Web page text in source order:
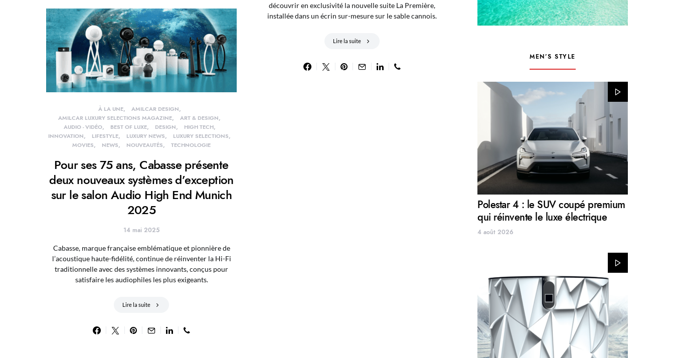
À LA UNE
AMILCAR DESIGN
AMILCAR LUXURY SELECTIONS MAGAZINE
ART & DESIGN
AUDIO - VIDÉO
BEST OF LUXE DESIGN
HIGH TECH
INNOVATION
LIFESTYLE LUXURY NEWS
LUXURY SELECTIONS
MOVIES
NEWS NOUVEAUTÉS TECHNOLOGIE
Pour ses 75 ans, Cabasse présente
deux nouveaux systèmes d’exception
sur le salon Audio High End Munich
2025
14 mai 2025
Cabasse, marque française emblématique et pionnière de
l’acoustique haute-fidélité, continue de réinventer la Hi-Fi
traditionnelle avec des systèmes innovants, conçus pour
satisfaire les audiophiles les plus exigeants.
Lire la suite
découvrir en exclusivité la nouvelle suite La Première,
installée dans un écrin sur-mesure sur le sable cannois.
Lire la suite
MEN’S STYLE
Polestar 4 : le SUV coupé premium
qui réinvente le luxe électrique
4 août 2026